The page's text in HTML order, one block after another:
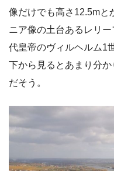
像だけでも高さ12.5mと
ニア像の土台あるレリ
代皇帝のヴィルヘルム1
下から見るとあまり分
だそう。